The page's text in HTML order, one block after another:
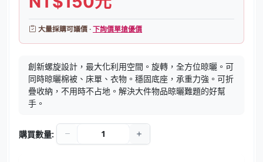
大量採購可議價 ·下詢價單搶優價
創新螺旋設計，最大化利用空間。旋轉，全方位晾曬。可
同時晾曬棉被、床單、衣物。穩固底座，承重力強。可折
疊收納，不用時不占地。解決大件物品晾曬難題的好幫
手。
購買數量: